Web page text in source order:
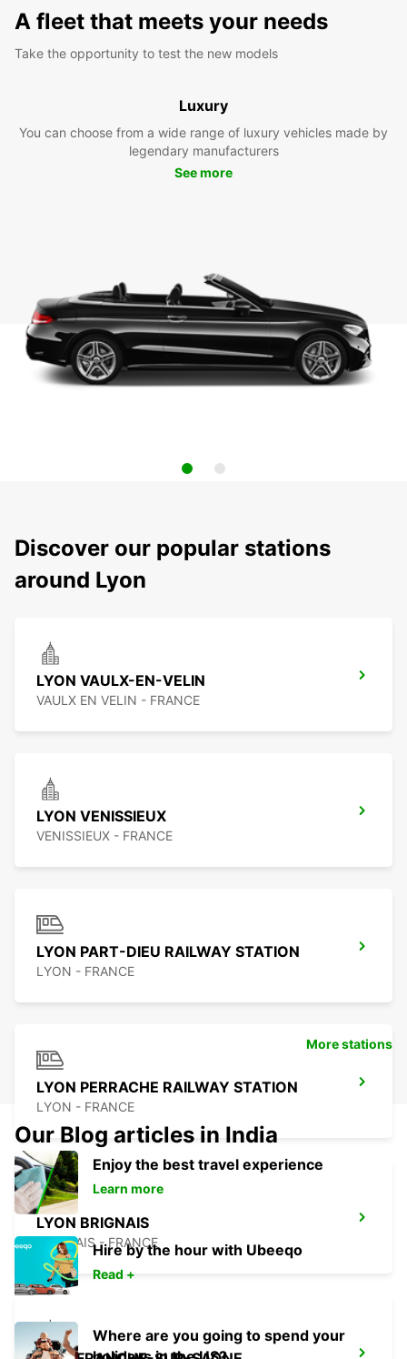
A fleet that meets your needs
Take the opportunity to test the new models
Luxury
You can choose from a wide range of luxury vehicles made by
legendary manufacturers
See more
Discover our popular stations
around Lyon
LYON VAULX-EN-VELIN
VAULX EN VELIN - FRANCE
LYON VENISSIEUX
VENISSIEUX - FRANCE
LYON PART-DIEU RAILWAY STATION
LYON - FRANCE
LYON PERRACHE RAILWAY STATION
LYON - FRANCE
LYON BRIGNAIS
BRIGNAIS - FRANCE
More stations
Our Blog articles in India
Enjoy the best travel experience
Learn more
Hire by the hour with Ubeeqo
Read +
Where are you going to spend your